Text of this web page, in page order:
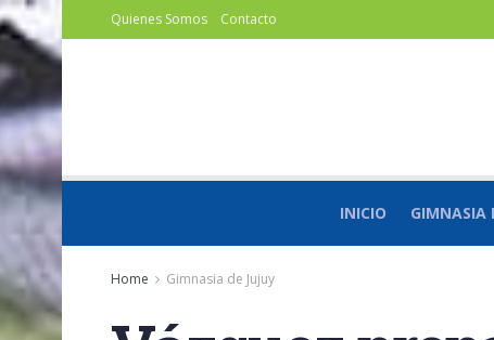
Quienes Somos Contacto
INICIO GIMNASIA
Home Gimnasia de Jujuy